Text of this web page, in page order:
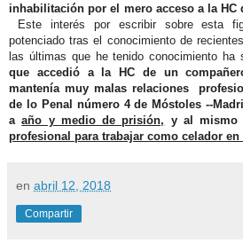
inhabilitación por el mero acceso a la HC
Este interés por escribir sobre esta
potenciado tras el conocimiento de
las últimas que he tenido conocimiento ha
que accedió a la HC de un
mantenía muy malas relaciones
de lo Penal número 4 de Móstoles --
aaño y medio de prisión, y al mismo
profesional para trabajar como celador
en abril 12, 2018
Compartir